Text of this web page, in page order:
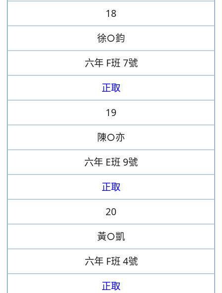
18
徐○鈞
六年 F班 7號
正取
19
陳○亦
六年 E班 9號
正取
20
黃○凱
六年 F班 4號
正取